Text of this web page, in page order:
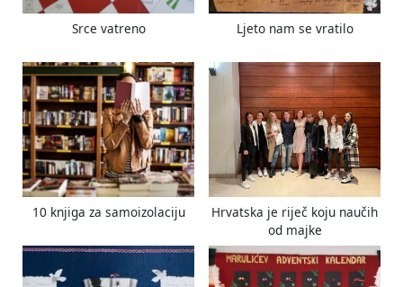
:
Srce vatreno Ljeto nam se vratilo
10 knjiga za samoizolaciju
Hrvatska je riječ koju naučih
od majke